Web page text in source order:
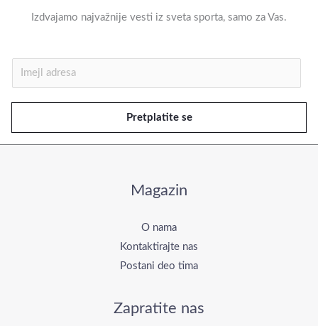
Izdvajamo najvažnije vesti iz sveta sporta, samo za Vas.
m
e
l
Pretplatite se
Magazin
O nama
Kontaktirajte nas
Postani deo tima
Zapratite nas